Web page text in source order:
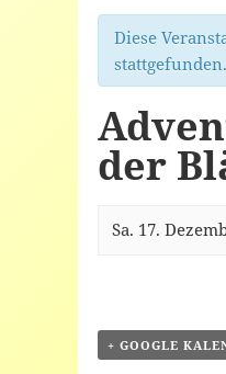
Diese
stattgefunden.
der
Sa. 17.
+ GOOGLE